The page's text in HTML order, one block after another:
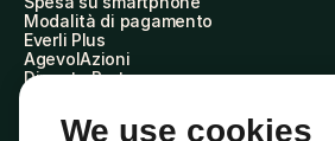
Modalità di pagamento
Everli Plus
AgevolAzioni
Diventa Partner
Everli Shoppers
About Us
We use cookies